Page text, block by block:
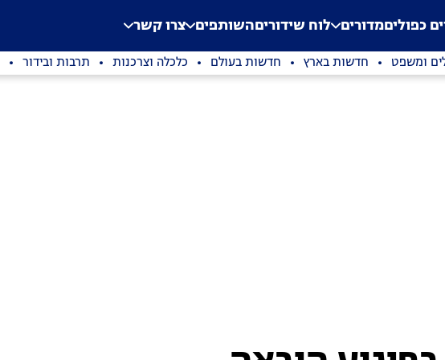
Application error: a
. כפוליםמדורים לוח שידוריםהשותפים צרו קשר
ומשפט חדשות בארץ חדשות בעולם כלכלה וצרכנות תרבות ובידור